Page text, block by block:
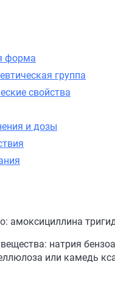
форма
группа
свойства
и дозы
амоксициллина
натрия
или камедь